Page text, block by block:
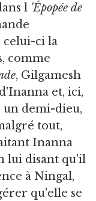
l 'Épopée de
celui-ci la
comme
, Gilgamesh
et, ici,
un demi-dieu,
tout,
Inanna
lui disant qu'il
à Ningal,
qu'elle se